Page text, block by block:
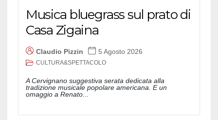
Musica bluegrass sul prato di
Casa Zigaina
Claudio Pizzin 5 Agosto 2026
CULTURA&SPETTACOLO
A Cervignano suggestiva serata dedicata alla
tradizione musicale popolare americana. E un
omaggio a Renato...